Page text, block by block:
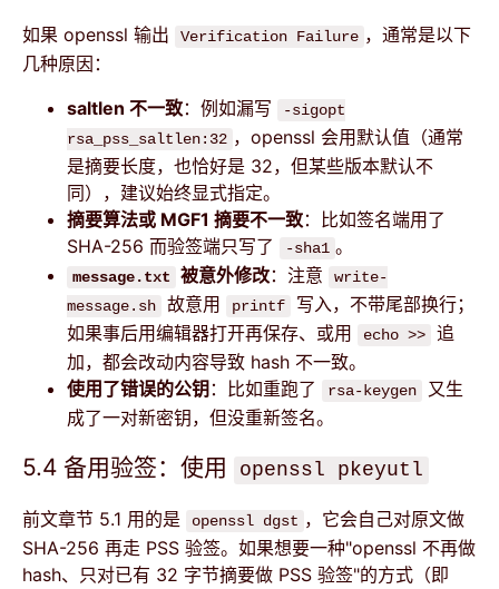
如果 openssl 输出 Verification Failure ，通常是以下
几种原因：
saltlen 不一致：例如漏写
-sigopt
rsa_pss_saltlen:32 ，openssl 会用默认值（通常
是摘要长度，也恰好是 32，但某些版本默认不
同），建议始终显式指定。
摘要算法或 MGF1 摘要不一致：比如签名端用了
SHA-256 而验签端只写了
-sha1 。
message.txt 被意外修改：注意
write-
message.sh
故意用 printf
写入，不带尾部换行；
如果事后用编辑器打开再保存、或用
echo >>
追
加，都会改动内容导致 hash 不一致。
使用了错误的公钥 ：比如重跑了 rsa-keygen
又生
成了一对新密钥，但没重新签名。
5.4 备用验签：使用 openssl pkeyutl
前文章节 5.1 用的是 openssl dgst ，它会自己对原文做
SHA-256 再走 PSS 验签。如果想要一种"openssl 不再做
hash、只对已有 32 字节摘要做 PSS 验签"的方式（即